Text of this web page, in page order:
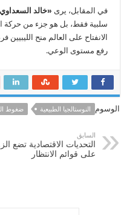
في المقابل، يرى «خالد
سلبية فقط، بل هو جزء من حركة
الانفتاح على العالم منح
رفع مستوى الوعي.
الوسوم النوستالجيا الطبيعية ضغوط
السابق
التحديات الاقتصادية تضع
على قوائم الانتظار